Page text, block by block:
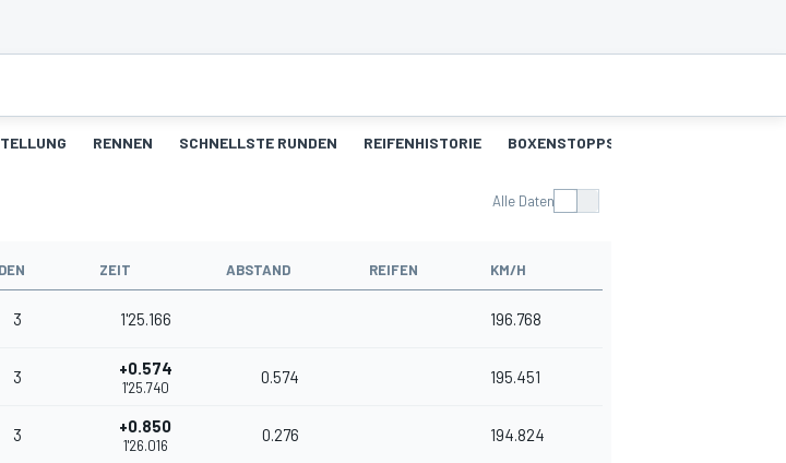
RENNEN SCHNELLSTE RUNDEN REIFENHISTORIE BOXENSTOPPS
Alle Daten
ZEIT ABSTAND REIFEN KM/H
3 1'25.166 196.768
3 +0.574
1'25.740
0.574 195.451
3 +0.850
1'26.016
0.276 194.824